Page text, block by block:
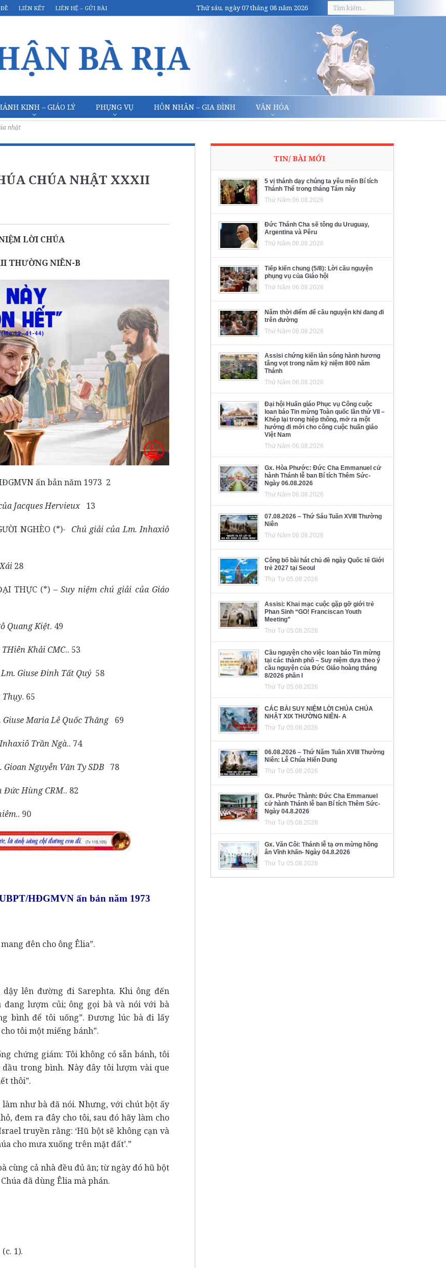
LIÊN KẾT LIÊN HỆ – GỬI BÀI Thứ sáu, ngày 07 tháng 08 năm 2026
KINH – GIÁO LÝ PHỤNG VỤ HÔN NHÂN – GIA ĐÌNH VĂN HÓA
nhật
CHÚA NHẬT XXXII
LỜI CHÚA
THƯỜNG NIÊN-B
ấn bản năm 1973 2
Jacques Hervieux 13
NGHÈO (*)- Chú giải của Lm. Inhaxiô
28
THỰC (*) –Suy niệm chú giải của Giáo
Quang Kiệt. 49
Khải CMC.. 53
Lm. Giuse Đinh Tất Quý 58
Thụy. 65
Giuse Maria Lê Quốc Thăng69
Trần Ngà.. 74
Gioan Nguyễn Văn Ty SDB 78
Đức Hùng CRM.. 82
.. 90
HĐGMVN ấn bản năm 1973
đên cho ông Êlia”.
lên đường đi Sarephta. Khi ông đến
lượm củi; ông gọi bà và nói với bà
bình để tôi uống”. Đương lúc bà đi lấy
tôi một miếng bánh”.
chứng giám: Tôi không có sẵn bánh, tôi
trong bình. Này đây tôi lượm vài que
thôi”.
như bà đã nói. Nhưng, với chút bột ấy
đem ra đây cho tôi, sau đó hãy làm cho
truyền rằng: ‘Hũ bột sẽ không cạn và
cho mưa xuống trên mặt đất’.”
cùng cả nhà đều đủ ăn; từ ngày đó hũ bột
đã dùng Êlia mà phán.
1).
TIN/ BÀI MỚI
5 vị thánh dạy chúng ta yêu mến Bí tích
Thánh Thể trong tháng Tám này
Thứ Năm 06.08.2026
Đức Thánh Cha sẽ tông du Uruguay,
Argentina và Pêru
Thứ Năm 06.08.2026
Tiếp kiến chung (5/8): Lời cầu nguyện
phụng vụ của Giáo hội
Thứ Năm 06.08.2026
Năm thời điểm để cầu nguyện khi đang đi
trên đường
Thứ Năm 06.08.2026
Assisi chứng kiến làn sóng hành hương
tăng vọt trong năm kỷ niệm 800 năm
Thánh
Thứ Năm 06.08.2026
Đại hội Huấn giáo Phục vụ Công cuộc
loan báo Tin mừng Toàn quốc lần thứ VII –
Khép lại trong hiệp thông, mở ra một
hướng đi mới cho công cuộc huấn giáo
Việt Nam
Thứ Năm 06.08.2026
Gx. Hòa Phước: Đức Cha Emmanuel cử
hành Thánh lễ ban Bí tích Thêm Sức-
Ngày 06.08.2026
Thứ Năm 06.08.2026
07.08.2026 – Thứ Sáu Tuần XVIII Thường
Niên
Thứ Năm 06.08.2026
Công bố bài hát chủ đề ngày Quốc tế Giới
trẻ 2027 tại Seoul
Thứ Tư 05.08.2026
Assisi: Khai mạc cuộc gặp gỡ giới trẻ
Phan Sinh “GO! Franciscan Youth
Meeting”
Thứ Tư 05.08.2026
Cầu nguyện cho việc loan báo Tin mừng
tại các thành phố – Suy niệm dựa theo ý
cầu nguyện của Đức Giáo hoàng tháng
8/2026 phần I
Thứ Tư 05.08.2026
CÁC BÀI SUY NIỆM LỜI CHÚA CHÚA
NHẬT XIX THƯỜNG NIÊN- A
Thứ Tư 05.08.2026
06.08.2026 – Thứ Năm Tuần XVIII Thường
Niên: Lễ Chúa Hiển Dung
Thứ Tư 05.08.2026
Gx. Phước Thành: Đức Cha Emmanuel
cử hành Thánh lễ ban Bí tích Thêm Sức-
Ngày 04.8.2026
Thứ Tư 05.08.2026
Gx. Văn Côi: Thánh lễ tạ ơn mừng hồng
ân Vĩnh khấn- Ngày 04.8.2026
Thứ Tư 05.08.2026